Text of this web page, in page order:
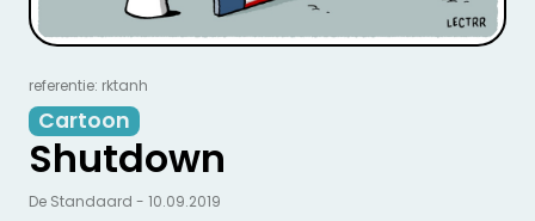
referentie: rktanh
Cartoon
Shutdown
De Standaard - 10.09.2019